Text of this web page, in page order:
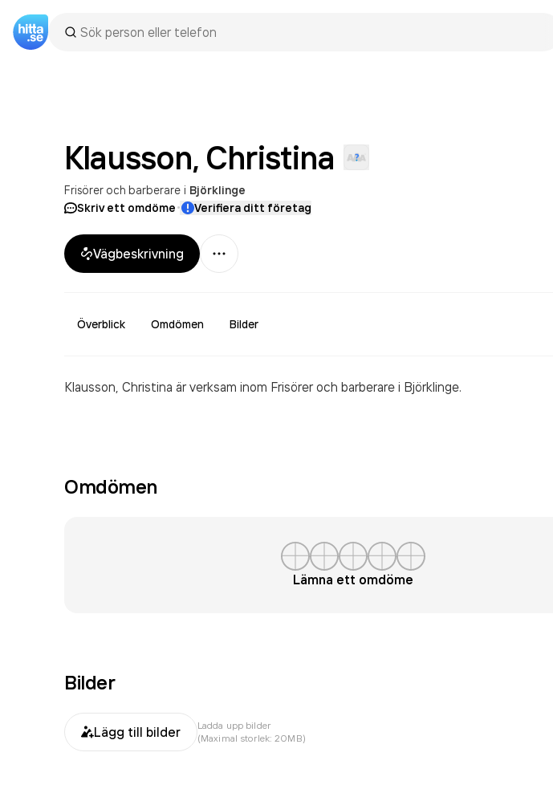
Klausson, Christina
Frisörer och barberare i Björklinge
Skriv ett omdöme· Verifiera ditt företag
Vägbeskrivning
Mer
Överblick Omdömen Bilder
Klausson, Christina är verksam inom Frisörer och barberare i Björklinge.
Omdömen
Lämna ett omdöme
Bilder
Lägg till bilder
Ladda upp bilder
(Maximal storlek: 20MB)